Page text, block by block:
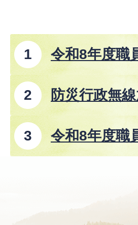
令和8年度職
防災行政無
令和8年度職